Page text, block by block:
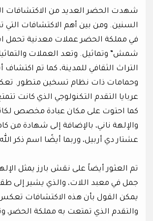
شهدت الحضر العديد من الاكتشافات
السنين. ومن بين أهم الاكتشافات التي
في مملكة الحضر عملات معدنية تحمل
شمش” وتماثيل. وتعد العملات
التراث الثقافي للمدينة، كما تم اكتشاف
وحمامات ذات نظام تسخين متطور.
عربايا التقدم التكنولوجي الذي كانت
كما احتوت على مكان عبادة مخصص
والإلهة ناني، بالإضافة إلى شهادة من
عشتار دي أربيل، وربما أيضًا اسم ذكر
تم العثور أيضاً على نقش بارز يمثل
جمل في معبد اللات، والذي يشير إلى
يمكن القول بأن هذه الاكتشافات
والتقدم الذي تمتعت به مملكة الحضر،